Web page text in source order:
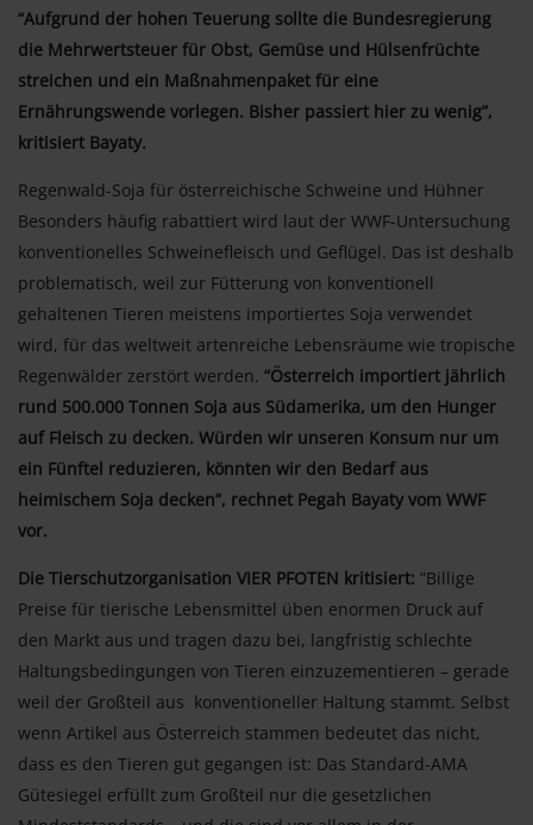
“Aufgrund der hohen Teuerung sollte die Bundesregierung
die Mehrwertsteuer für Obst, Gemüse und Hülsenfrüchte
streichen und ein Maßnahmenpaket für eine
Ernährungswende vorlegen. Bisher passiert hier zu wenig”,
kritisiert Bayaty.
Regenwald-Soja für österreichische Schweine und Hühner
Besonders häufig rabattiert wird laut der WWF-Untersuchung
konventionelles Schweinefleisch und Geflügel. Das ist deshalb
problematisch, weil zur Fütterung von konventionell
gehaltenen Tieren meistens importiertes Soja verwendet
wird, für das weltweit artenreiche Lebensräume wie tropische
Regenwälder zerstört werden. “Österreich importiert jährlich
rund 500.000 Tonnen Soja aus Südamerika, um den Hunger
auf Fleisch zu decken. Würden wir unseren Konsum nur um
ein Fünftel reduzieren, könnten wir den Bedarf aus
heimischem Soja decken”, rechnet Pegah Bayaty vom WWF
vor.
Die Tierschutzorganisation VIER PFOTEN kritisiert: ”Billige
Preise für tierische Lebensmittel üben enormen Druck auf
den Markt aus und tragen dazu bei, langfristig schlechte
Haltungsbedingungen von Tieren einzuzementieren – gerade
weil der Großteil aus konventioneller Haltung stammt. Selbst
wenn Artikel aus Österreich stammen bedeutet das nicht,
dass es den Tieren gut gegangen ist: Das Standard-AMA
Gütesiegel erfüllt zum Großteil nur die gesetzlichen